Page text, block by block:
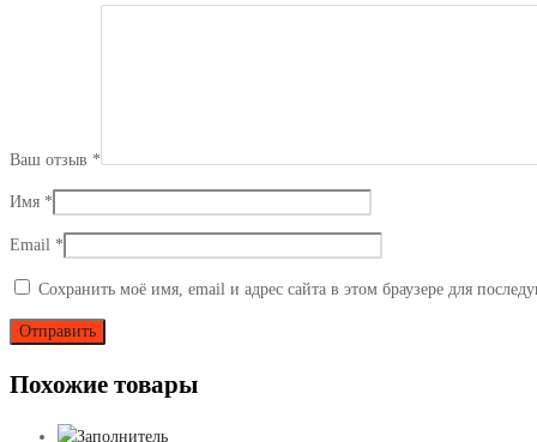
Ваш отзыв *
Имя *
Email *
Сохранить моё имя, email и адрес сайта в этом браузере для
Похожие товары